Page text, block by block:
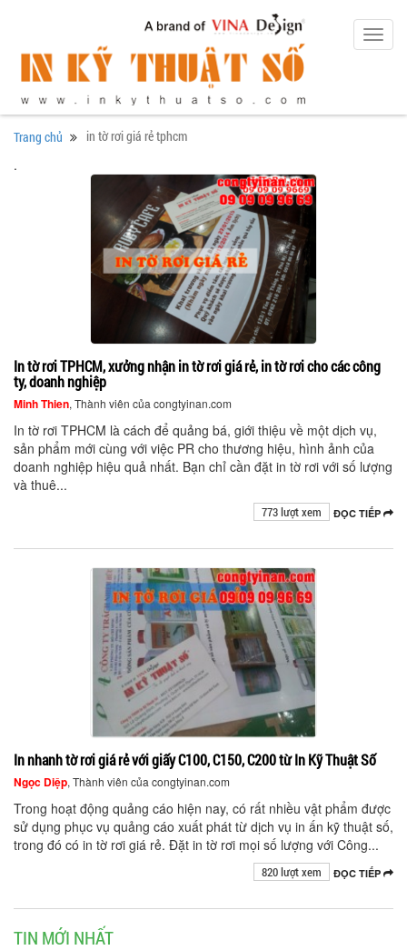
Trang chủ in tờ rơi giá rẻ tphcm
.
In tờ rơi TPHCM, xưởng nhận in tờ rơi giá rẻ, in tờ rơi cho các công
ty, doanh nghiệp
Minh Thien, Thành viên của congtyinan.com
In tờ rơi TPHCM là cách để quảng bá, giới thiệu về một dịch vụ,
sản phẩm mới cùng với việc PR cho thương hiệu, hình ảnh của
doanh nghiệp hiệu quả nhất. Bạn chỉ cần đặt in tờ rơi với số lượng
và thuê...
ĐỌC TIẾP
773 lượt xem
In nhanh tờ rơi giá rẻ với giấy C100, C150, C200 từ In Kỹ Thuật Số
Ngọc Diệp, Thành viên của congtyinan.com
Trong hoạt động quảng cáo hiện nay, có rất nhiều vật phẩm được
sử dụng phục vụ quảng cáo xuất phát từ dịch vụ in ấn kỹ thuật số,
trong đó có in tờ rơi giá rẻ. Đặt in tờ rơi mọi số lượng với Công...
ĐỌC TIẾP
820 lượt xem
TIN MỚI NHẤT